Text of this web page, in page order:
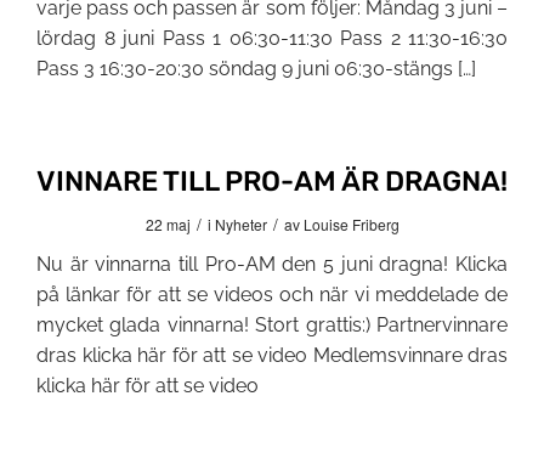
varje pass och passen är som följer: Måndag 3 juni –
lördag 8 juni Pass 1 06:30-11:30 Pass 2 11:30-16:30
Pass 3 16:30-20:30 söndag 9 juni 06:30-stängs […]
VINNARE TILL PRO-AM ÄR DRAGNA!
22 maj / i Nyheter / av Louise Friberg
Nu är vinnarna till Pro-AM den 5 juni dragna! Klicka
på länkar för att se videos och när vi meddelade de
mycket glada vinnarna! Stort grattis:) Partnervinnare
dras klicka här för att se video Medlemsvinnare dras
klicka här för att se video